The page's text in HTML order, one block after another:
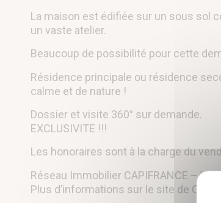
La maison est édifiée sur un sous sol
un vaste atelier.
Beaucoup de possibilité pour cette
Résidence principale ou résidence
calme et de nature !
Dossier et visite 360° sur demande.
EXCLUSIVITE !!!
Les honoraires sont à la charge du
Réseau Immobilier CAPIFRANCE –
Plus d’informations sur le site de